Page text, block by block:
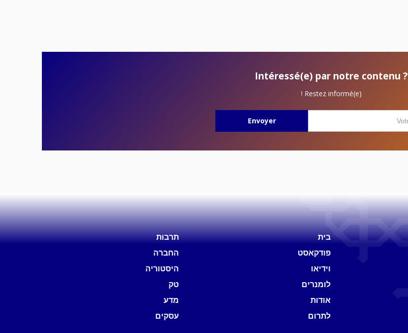
Intéressé(e) par notre contenu ?
Restez informé(e) !
בית
פודקאסט
וידיאו
לומנרים
אודות
לתרום
תרבות
החברה
היסטוריה
טק
מדע
עסקים